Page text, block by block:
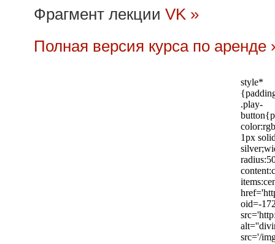
Фрагмент лекции VK »
Полная версия курса по аренде